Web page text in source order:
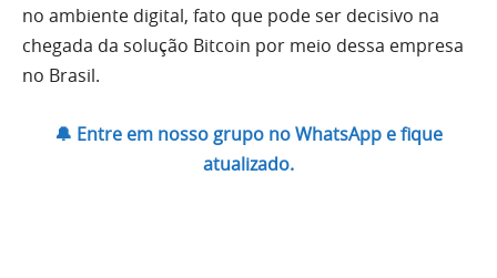
no ambiente digital, fato que pode ser decisivo na
chegada da solução Bitcoin por meio dessa empresa
no Brasil.
🔔 Entre em nosso grupo no WhatsApp e fique
atualizado.